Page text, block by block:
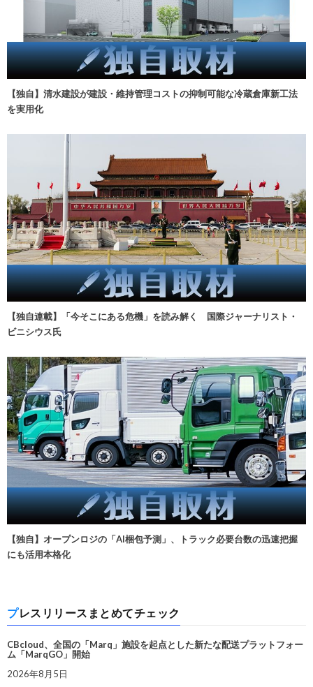
【独自】清水建設が建設・維持管理コストの抑制可能な冷蔵倉庫新工法
を実用化
【独自連載】「今そこにある危機」を読み解く 国際ジャーナリスト・
ビニシウス氏
【独自】オープンロジの「AI梱包予測」、トラック必要台数の迅速把握
にも活用本格化
プレスリリースまとめてチェック
CBcloud、全国の「Marq」施設を起点とした新たな配送プラットフォー
ム「MarqGO」開始
2026年8月5日